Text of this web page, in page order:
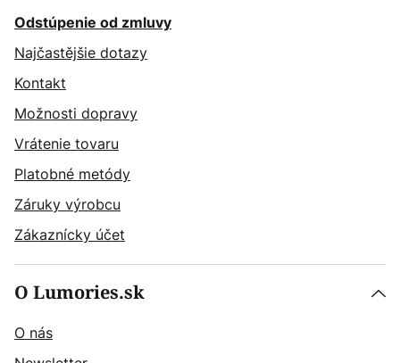
Odstúpenie od zmluvy
Najčastějšie dotazy
Kontakt
Možnosti dopravy
Vrátenie tovaru
Platobné metódy
Záruky výrobcu
Zákaznícky účet
O Lumories.sk
O nás